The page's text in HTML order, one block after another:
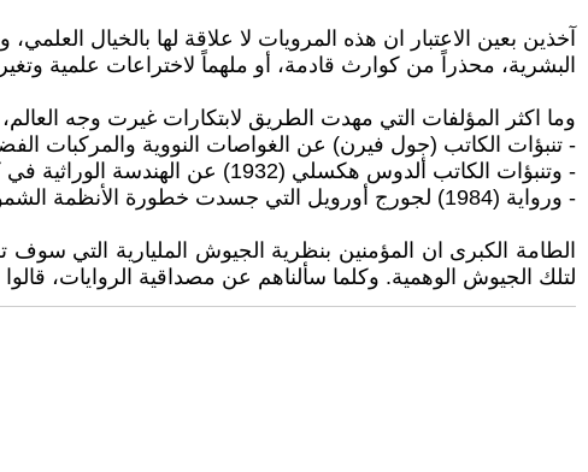
آخذين بعين الاعتبار ان هذه المرويات لا علاقة لها بالخيال
البشرية، محذراً من كوارث قادمة، أو ملهماً لاختراعات علمية
وما اكثر المؤلفات التي مهدت الطريق لابتكارات غيرت وجه
- تنبؤات الكاتب (جول فيرن) عن الغواصات النووية والمركبات
- وتنبؤات الكاتب ألدوس هكسلي (1932) عن الهندسة الوراثية في كتابه الموسوم (عالم رائع جديد).
- ورواية (1984) لجورج أورويل التي جسدت خطورة الأنظمة الشمولية، والمراقبة الجماعية، وتقييد الحريات.
الطامة الكبرى ان المؤمنين بنظرية الجيوش المليارية التي سوف
لتلك الجيوش الوهمية. وكلما سألناهم عن مصداقية الروايات،